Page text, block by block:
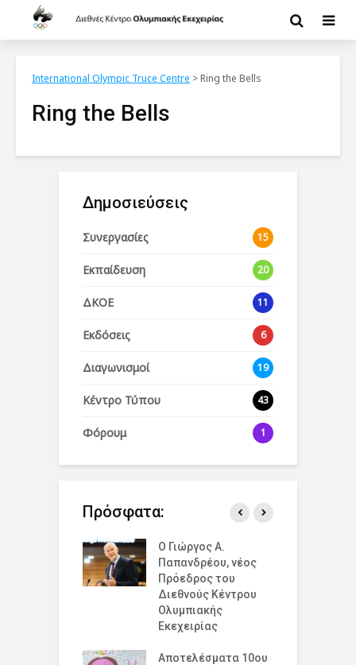
International Olympic Truce Centre > Ring the Bells
Ring the Bells
Δημοσιεύσεις
Συνεργασίες 15
Εκπαίδευση 20
ΔΚΟΕ 11
Εκδόσεις 6
Διαγωνισμοί 19
Κέντρο Τύπου 43
Φόρουμ 1
Πρόσφατα:
Ο Γιώργος Α.
Παπανδρέου, νέος
Πρόεδρος του
Διεθνούς Κέντρου
Ολυμπιακής
Εκεχειρίας
Αποτελέσματα 10ου